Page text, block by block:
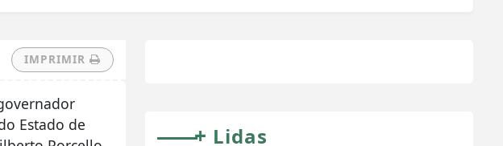
IMPRIMIR
Estado de
+ Lidas